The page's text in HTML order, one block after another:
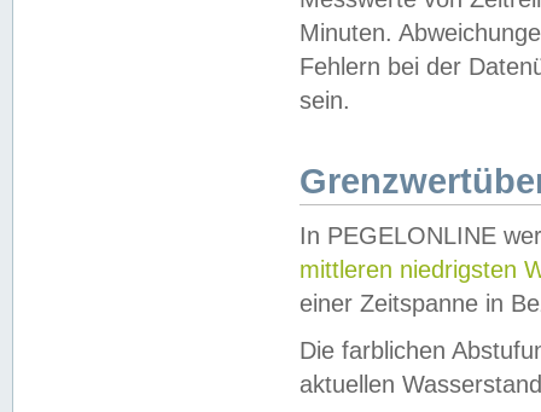
Minuten.
Fehlern bei der
sein.
In PEGELONLINE
mittleren niedrigsten
einer Zeitspanne in
Die farblichen
aktuellen